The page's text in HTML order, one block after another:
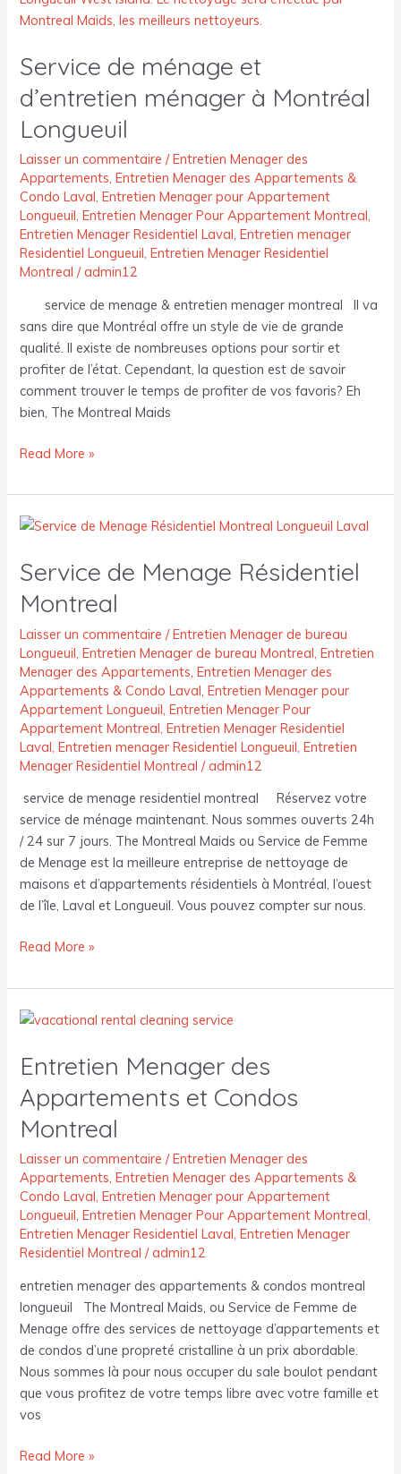
Service de ménage et
d’entretien ménager à Montréal
Longueuil
Laisser un commentaire /Entretien Menager des
Appartements,Entretien Menager des Appartements &
Condo Laval,Entretien Menager pour Appartement
Longueuil,Entretien Menager Pour Appartement Montreal,
Entretien Menager Residentiel Laval,Entretien menager
Residentiel Longueuil,Entretien Menager Residentiel
Montreal /admin12
service de menage & entretien menager montreal Il va
sans dire que Montréal offre un style de vie de grande
qualité. Il existe de nombreuses options pour sortir et
profiter de l’état. Cependant, la question est de savoir
comment trouver le temps de profiter de vos favoris? Eh
bien, The Montreal Maids
ménage
d’entretien
à
Montréal
Longueuil
Read More »
Service de Menage Résidentiel
Montreal
Laisser un commentaire /Entretien Menager de bureau
Longueuil ,Entretien Menager de bureau Montreal ,Entretien
Menager des Appartements ,Entretien Menager des
Appartements & Condo Laval ,Entretien Menager pour
Appartement Longueuil ,Entretien Menager Pour
Appartement Montreal ,Entretien Menager Residentiel
Laval ,Entretien menager Residentiel Longueuil ,Entretien
Menager Residentiel Montreal /admin12
service de menage residentiel montreal Réservez votre
service de ménage maintenant. Nous sommes ouverts 24h
/ 24 sur 7 jours. The Montreal Maids ou Service de Femme
de Menage est la meilleure entreprise de nettoyage de
maisons et d’appartements résidentiels à Montréal, l’ouest
de l’île, Laval et Longueuil. Vous pouvez compter sur nous.
Service
Menage
Montreal
Read More »
Entretien Menager des
Appartements et Condos
Montreal
Laisser un commentaire /Entretien Menager des
Appartements,Entretien Menager des Appartements &
Condo Laval,Entretien Menager pour Appartement
Longueuil,Entretien Menager Pour Appartement Montreal,
Entretien Menager Residentiel Laval,Entretien Menager
Residentiel Montreal /admin12
entretien menager des appartements & condos montreal
longueuil The Montreal Maids, ou Service de Femme de
Menage offre des services de nettoyage d’appartements et
de condos d’une propreté cristalline à un prix abordable.
Nous sommes là pour nous occuper du sale boulot pendant
que vous profitez de votre temps libre avec votre famille et
vos
Entretien
des
et
Condos
Read More »